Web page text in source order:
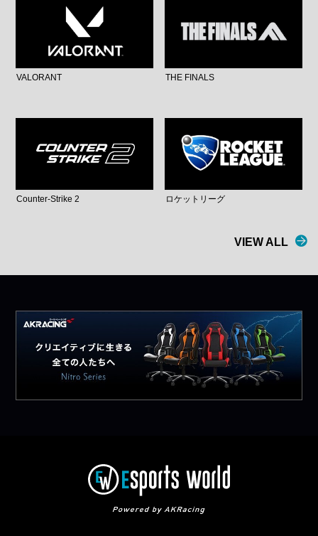
VALORANT THE FINALS
Counter-Strike 2 ロケットリーグ
VIEW ALL